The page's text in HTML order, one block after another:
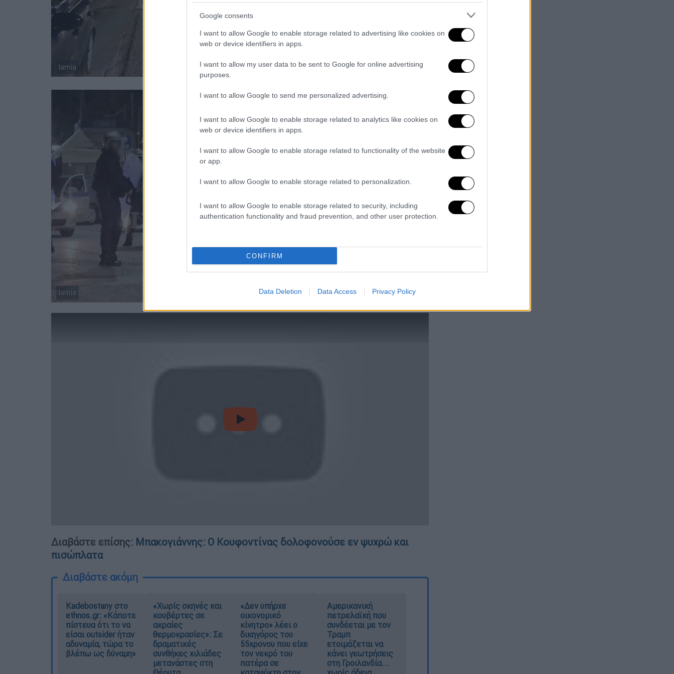
Google consents
I want to allow Google to enable storage related to advertising like cookies on
web or device identifiers in apps.
I want to allow my user data to be sent to Google for online advertising
purposes.
I want to allow Google to send me personalized advertising.
I want to allow Google to enable storage related to analytics like cookies on
web or device identifiers in apps.
I want to allow Google to enable storage related to functionality of the website
or app.
I want to allow Google to enable storage related to personalization.
I want to allow Google to enable storage related to security, including
authentication functionality and fraud prevention, and other user protection.
CONFIRM
Data Deletion Data Access Privacy Policy
lamia
lamia
video
Διαβάστε επίσης: Μπακογιάννης: O Κουφοντίνας δολοφονούσε εν ψυχρώ και
πισώπλατα
Διαβάστε ακόμη
Kadebostany στο
ethnos.gr: «Κάποτε
πίστευα ότι το να
είσαι outsider ήταν
αδυναμία, τώρα το
βλέπω ως δύναμη»
«Χωρίς σκηνές και
κουβέρτες σε
ακραίες
θερμοκρασίες»: Σε
δραματικές
συνθήκες χιλιάδες
μετανάστες στη
«Δεν υπήρχε
οικονομικό
κίνητρο» λέει ο
δικηγόρος του
55χρονου που είχε
τον νεκρό του
πατέρα σε
Αμερικανική
πετρελαϊκή που
συνδέεται με τον
Τραμπ
ετοιμάζεται να
κάνει γεωτρήσεις
στη Γροιλανδία...